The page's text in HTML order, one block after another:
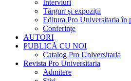
Interviuri
Târguri și expoziții
Editura Pro Universitaria în
Conferințe
AUTORI
PUBLICĂ CU NOI
Catalog Pro Universitaria
Revista Pro Universitaria
Admitere